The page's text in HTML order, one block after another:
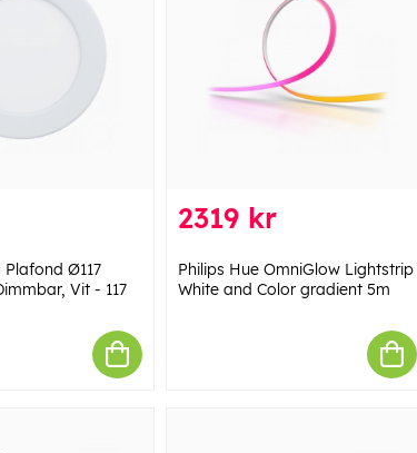
Plafond Ø117
Vit - 117
2319 kr
Philips Hue OmniGlow Lightstrip
White and Color gradient 5m